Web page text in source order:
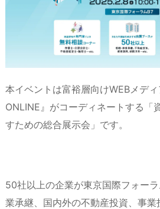
本イベントは富裕層向けWEBメデ
ONLINE』がコーディネートする「
すための総合展示会」です。
50社以上の企業が東京国際フォー
業承継、国内外の不動産投資、事